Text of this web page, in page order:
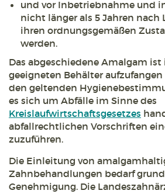
und vor Inbetriebnahme und
nicht länger als 5 Jahren nach
ihren ordnungsgemäßen
werden.
Das abgeschiedene Amalgam
geeigneten Behälter
den geltenden
es sich um Abfälle im Sinne des
Kreislaufwirtschaftsgesetzes
abfallrechtlichen Vorschriften
zuzuführen.
Die Einleitung von
Zahnbehandlungen bedarf
Genehmigung. Die